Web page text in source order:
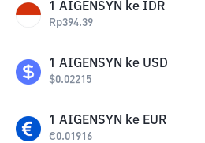
1 AIGENSYN ke IDR
Rp394.39
1 AIGENSYN ke USD
$0.02215
1 AIGENSYN ke EUR
€0.01916